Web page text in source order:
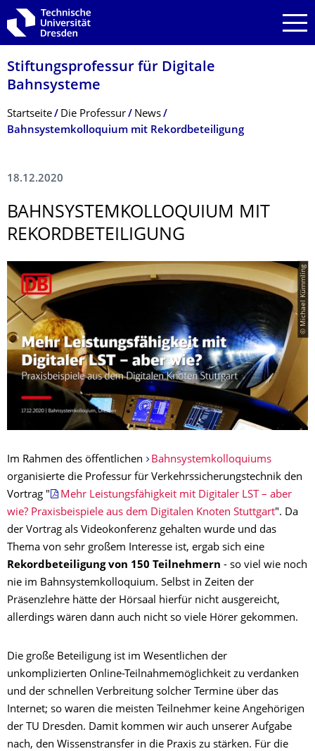
Zur Hauptnavigation springen
Zur Suche springen
Zum Inhalt springen
Stiftungsprofessur für Digitale
Bahnsysteme
Breadcrumb-Menü
Startseite Die Professur
News
Bahnsystemkolloquium mit Rekordbeteiligung
18.12.2020
BAHNSYSTEMKOL­LOQUIUM MIT
REKORDBETEILI­GUNG
© Michael Kümmling
Im Rahmen des öffentlichen
Bahnsystemkolloquiums
organisierte die Professur für Verkehrssicherungstechnik den
Vortrag "
Mehr Leistungsfähigkeit mit Digitaler LST – aber
wie? Praxisbeispiele aus dem Digitalen Knoten Stuttgart". Da
der Vortrag als Videokonferenz gehalten wurde und das
Thema von sehr großem Interesse ist, ergab sich eine
Rekordbeteiligung von 150 Teilnehmern - so viel wie noch
nie im Bahnsystemkolloquium. Selbst in Zeiten der
Präsenzlehre hätte der Hörsaal hierfür nicht ausgereicht,
allerdings wären dann auch nicht so viele Hörer gekommen.
Die große Beteiligung ist im Wesentlichen der
unkomplizierten Online-Teilnahmemöglichkeit zu verdanken
und der schnellen Verbreitung solcher Termine über das
Internet; so waren die meisten Teilnehmer keine Angehörigen
der TU Dresden. Damit kommen wir auch unserer Aufgabe
nach, den Wissenstransfer in die Praxis zu stärken. Für die